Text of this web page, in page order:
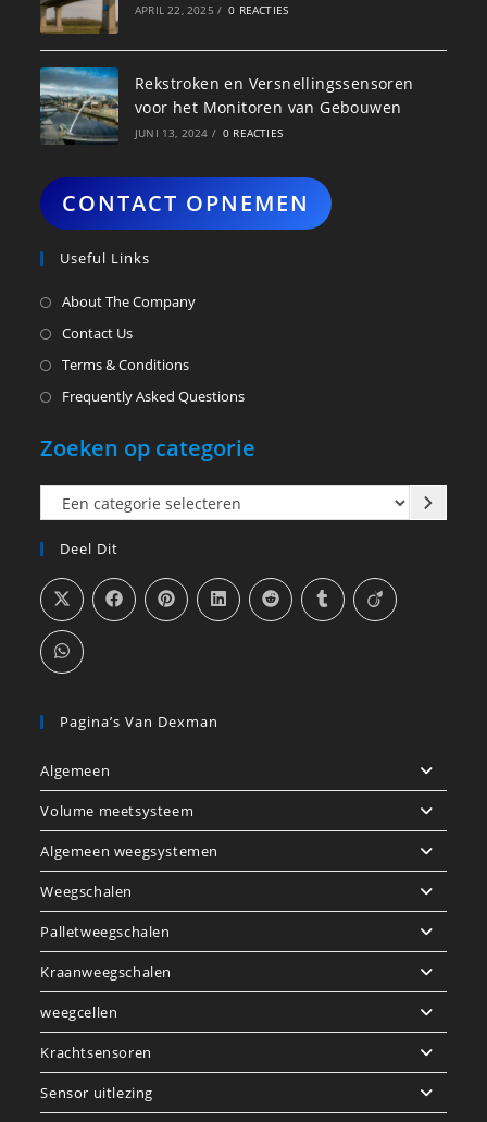
APRIL 22, 2025 / 0 REACTIES
Rekstroken en Versnellingssensoren
voor het Monitoren van Gebouwen
JUNI 13, 2024 / 0 REACTIES
CONTACT OPNEMEN
Useful Links
About The Company
Contact Us
Terms & Conditions
Frequently Asked Questions
Zoeken op categorie
Een
categorie
selecteren
Deel Dit
Pagina’s Van Dexman
Algemeen
Volume meetsysteem
Algemeen weegsystemen
Weegschalen
Palletweegschalen
Kraanweegschalen
weegcellen
Krachtsensoren
Sensor uitlezing